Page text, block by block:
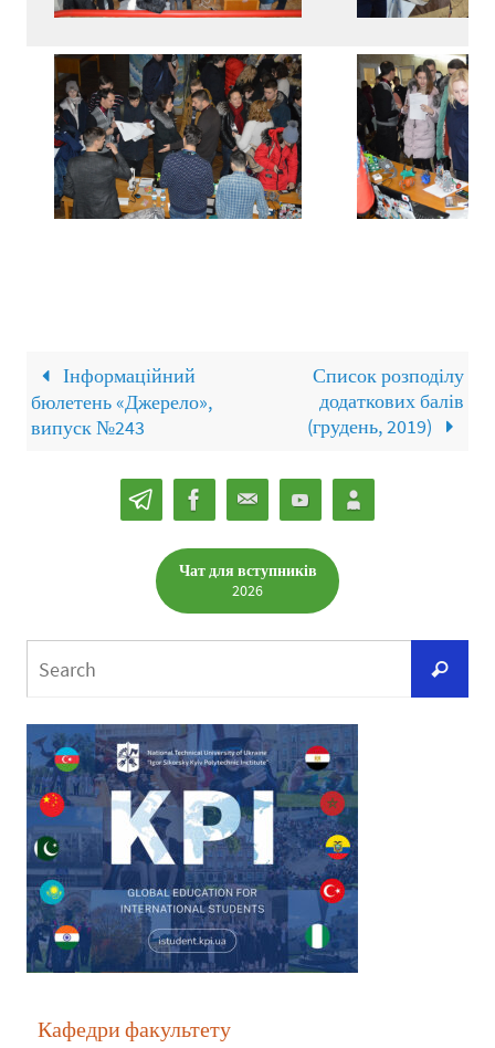
Інформаційний
бюлетень «Джерело»,
випуск №243
Список розподілу
додаткових балів
(грудень, 2019)
Чат для вступників
2026
Кафедри факультету